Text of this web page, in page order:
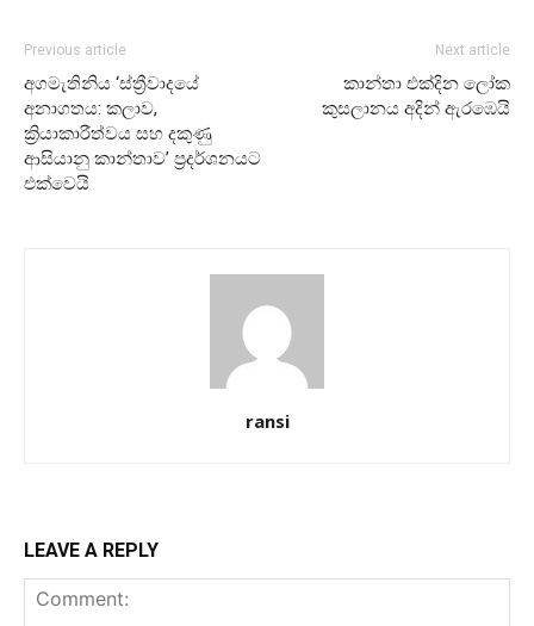
Previous article
අගමැතිනිය ‘ස්ත්‍රීවාදයේ
අනාගතය: කලාව,
ක්‍රියාකාරීත්වය සහ දකුණු
ආසියානු කාන්තාව’ ප්‍රදර්ශනයට
එක්වෙයි
Next article
කාන්තා එක්දින ලෝක
කුසලානය අදින් ඇරඹෙයි
ransi
LEAVE A REPLY